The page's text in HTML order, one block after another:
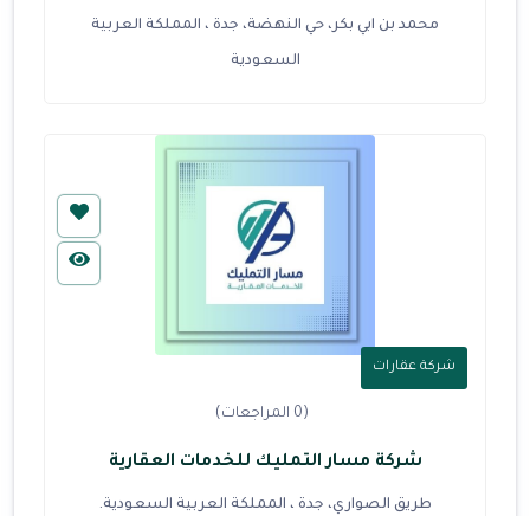
محمد بن ابي بكر، حي النهضة، جدة ، المملكة العربية
السعودية
شركة عقارات
(0 المراجعات)
شركة مسار التمليك للخدمات العقارية
طريق الصواري، جدة ، المملكة العربية السعودية.